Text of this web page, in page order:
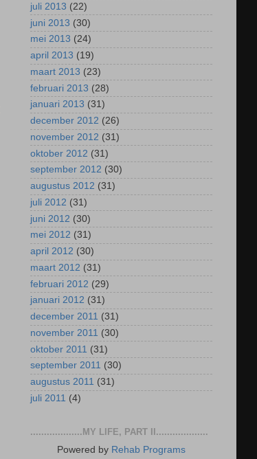
juli 2013 (22)
juni 2013 (30)
mei 2013 (24)
april 2013 (19)
maart 2013 (23)
februari 2013 (28)
januari 2013 (31)
december 2012 (26)
november 2012 (31)
oktober 2012 (31)
september 2012 (30)
augustus 2012 (31)
juli 2012 (31)
juni 2012 (30)
mei 2012 (31)
april 2012 (30)
maart 2012 (31)
februari 2012 (29)
januari 2012 (31)
december 2011 (31)
november 2011 (30)
oktober 2011 (31)
september 2011 (30)
augustus 2011 (31)
juli 2011 (4)
...................MY LIFE, PART II...................
Powered by Rehab Programs